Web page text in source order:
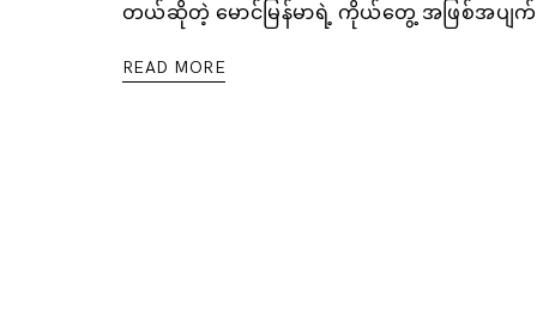
တယ်ဆိုတဲ့ မောင်မြန်မာရဲ့ ကိုယ်တွေ့ အဖြစ်အပျက်
READ MORE